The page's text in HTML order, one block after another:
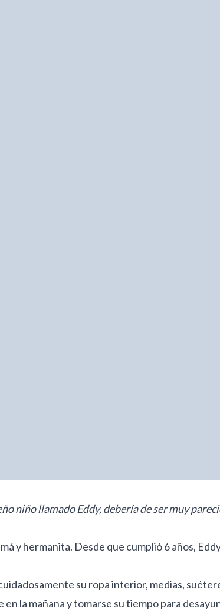
niño llamado Eddy, debería de ser muy
y hermanita. Desde que cumplió 6 años,
su ropa interior, medias,
la mañana y tomarse su tiempo para